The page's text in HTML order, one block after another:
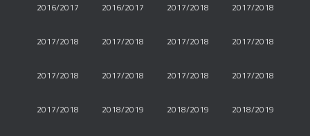
2016/2017 2016/2017 2017/2018 2017/2018
2017/2018 2017/2018 2017/2018 2017/2018
2017/2018 2017/2018 2017/2018 2017/2018
2017/2018 2018/2019 2018/2019 2018/2019